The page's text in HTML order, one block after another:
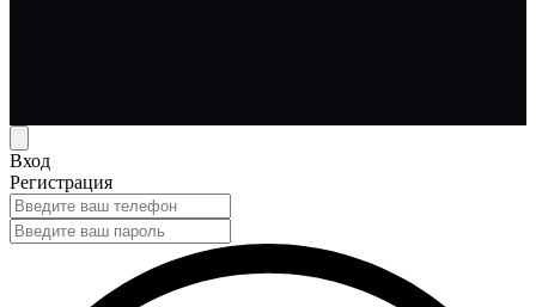
Вход
Регистрация